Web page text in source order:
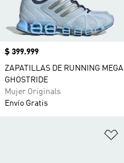
Precio
$ 399.999
ZAPATILLAS DE RUNNING MEGA
GHOSTRIDE
Mujer Originals
Envío Gratis